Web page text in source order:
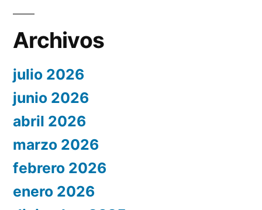
Archivos
julio 2026
junio 2026
abril 2026
marzo 2026
febrero 2026
enero 2026